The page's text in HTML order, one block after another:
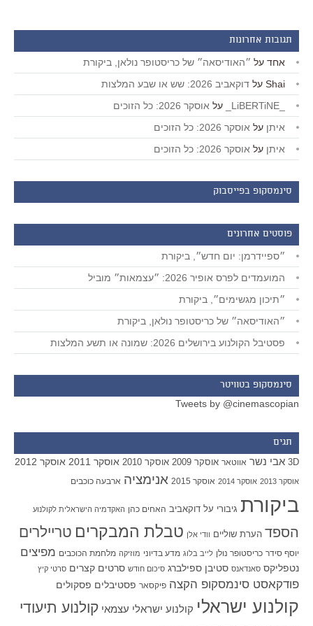
תגובות אחרונות
אחד על ״האודיסאה״ של כריסטופר נולאן, ביקורת
Shai על דוקאביב 2026: שש או שבע המלצות
על אוסקר 2026: כל הזוכים
איתן על אוסקר 2026: כל הזוכים
איתן על אוסקר 2026: כל הזוכים
סינמסקופ בפייסבוק
פוסטים אחרונים
״ספיידרמן: יום חדש״, ביקורת
המועמדים לפרס אופיר 2026: ״עצמאות״ מוביל
״תיכון מגשימים״, ביקורת
״האודיסאה״ של כריסטופר נולאן, ביקורת
פסטיבל הקולנוע בירושלים 2026: שמונה או תשע המלצות
סינמסקופ בטוויטר
Tweets by @cinemascopian
תגים
3D אבי נשר אווטאר אוסקר 2009 אוסקר 2010 אוסקר 2011 אוסקר 2012
אוסקר 2013 אוסקר 2014 אוסקר 2015 אנימציה ארבעה כוכבים
ביקורת גיבורי על דוקאביב האחים כהן האקדמיה הישראלית לקולנוע
הספד הערת שוליים וודי אלן טבלת המבקרים טריילרים
יוסף סידר כריסטופר נולן לייב בלוג מדע בדיוני מוזיקה מלחמת הכוכבים מפיצים
נטפליקס סאנדאנס סטיבן ספילברג סיכום חודש סרטים קצרים סרטי קיץ
פודקאסט סינמסקופ הקצה פיקסאר פסטיבלים פסקולים
קולנוע ישראלי קולנוע ישראלי עצמאי קולנוע תיעודי